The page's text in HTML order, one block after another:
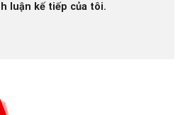
luận kế tiếp của tôi.